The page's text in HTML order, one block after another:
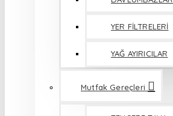
YER FİLTRELERİ
YAĞ AYIRICILAR
Mutfak Gereçleri